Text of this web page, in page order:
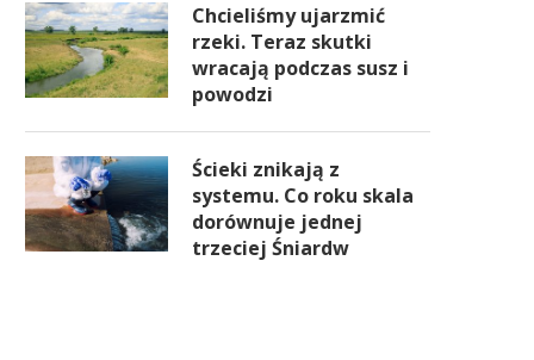
Chcieliśmy ujarzmić
rzeki. Teraz skutki
wracają podczas susz i
powodzi
Ścieki znikają z
systemu. Co roku skala
dorównuje jednej
trzeciej Śniardw